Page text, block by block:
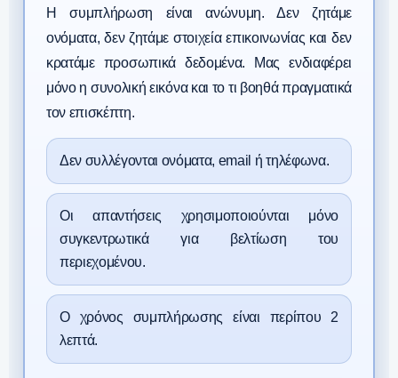
Η συμπλήρωση είναι ανώνυμη. Δεν ζητάμε
ονόματα, δεν ζητάμε στοιχεία επικοινωνίας και δεν
κρατάμε προσωπικά δεδομένα. Μας ενδιαφέρει
μόνο η συνολική εικόνα και το τι βοηθά πραγματικά
τον επισκέπτη.
Δεν συλλέγονται ονόματα, email ή τηλέφωνα.
Οι απαντήσεις χρησιμοποιούνται μόνο
συγκεντρωτικά για βελτίωση του
περιεχομένου.
Ο χρόνος συμπλήρωσης είναι περίπου 2
λεπτά.